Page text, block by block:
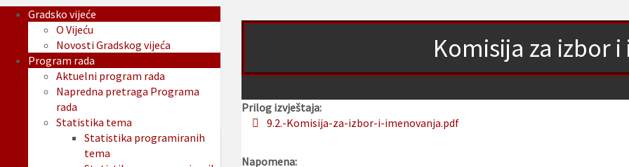
Komisija za izbor
Prilog izvještaja:
9.2.-Komisija-za-izbor-i-imenovanja.pdf
Napomena:
Gradsko vijeće
O Vijeću
Novosti Gradskog vijeća
Program rada
Aktuelni program rada
Napredna pretraga Programa
rada
Statistika tema
Statistika programiranih
tema